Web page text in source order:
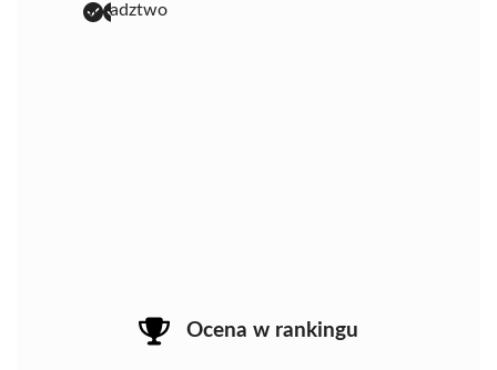
doradztwo
Ocena w rankingu